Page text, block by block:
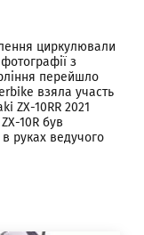
циркулювали
з
перейшло
взяла участь
ZX-10RR 2021
10R був
руках ведучого